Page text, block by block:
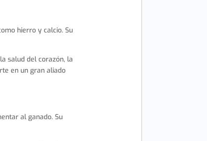
hierro y calcio. Su
salud del corazón, la
en un gran aliado
al ganado. Su